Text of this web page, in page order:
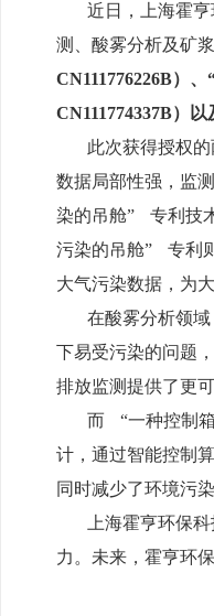
近日，上海霍
测、酸雾分析及矿
CN111776226B）
CN111774337B）
此次获得授权
数据局部性强，监
染的吊舱” 专利技
污染的吊舱” 专利
大气污染数据，为
在酸雾分析领
下易受污染的问题
排放监测提供了更
而 “一种控制
计，通过智能控制
同时减少了环境污染
上海霍亨环保
力。未来，霍亨环